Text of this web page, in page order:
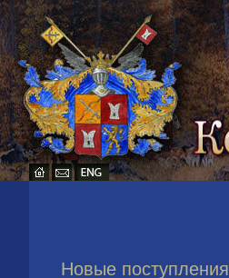
Новые поступления